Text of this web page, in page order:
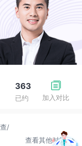
加入对比
363
已约
/
查看其他时间